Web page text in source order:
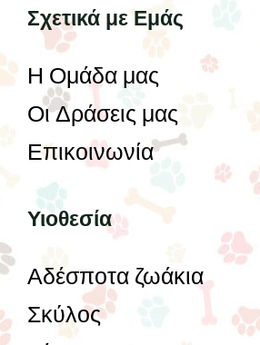
Σχετικά με Εμάς
Η Ομάδα μας
Οι Δράσεις μας
Επικοινωνία
Υιοθεσία
Αδέσποτα ζωάκια
Σκύλος